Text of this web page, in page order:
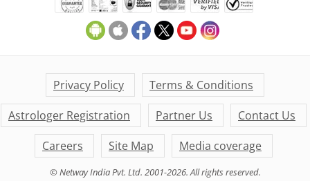
ज्योतिषी, जयपुर
ज्योतिषी, कर्नाटक
ज्योतिषी, केरल
फाइनेंस ज्योतिषी
मनी ज्योतिषी
डेली लाइफ ज्योतिषी
के पी ज्योतिषी
Privacy Policy
Terms & Conditions
Astrologer Registration
Partner Us
Contact Us
Careers
Site Map Media coverage
© Netway India Pvt. Ltd. 2001-2026. All rights reserved.